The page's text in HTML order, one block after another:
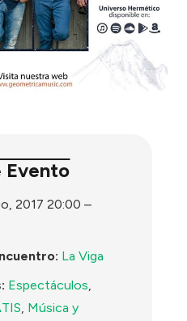
Evento
2017 20:00 –
La Viga
Espectáculos,
, Música y